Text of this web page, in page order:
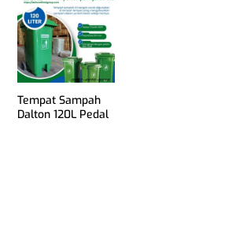
Tempat Sampah
Dalton 120L Pedal